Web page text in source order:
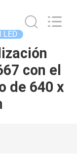
con el
de 640 x